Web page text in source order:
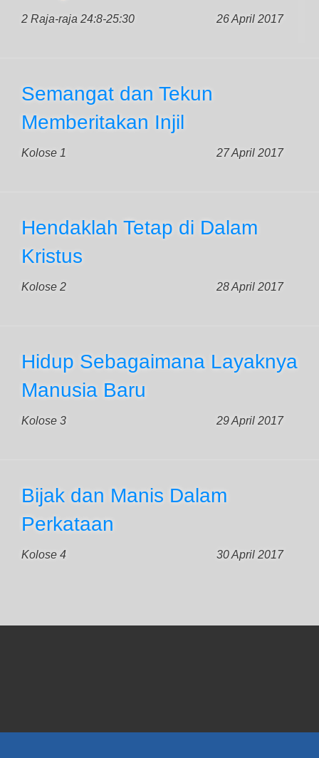
2 Raja-raja 24:8-25:30 26 April 2017
Semangat dan Tekun
Memberitakan Injil
Kolose 1 27 April 2017
Hendaklah Tetap di Dalam
Kristus
Kolose 2 28 April 2017
Hidup Sebagaimana Layaknya
Manusia Baru
Kolose 3 29 April 2017
Bijak dan Manis Dalam
Perkataan
Kolose 4 30 April 2017